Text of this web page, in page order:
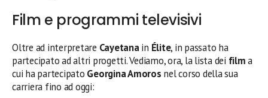
Film e programmi televisivi
Oltre ad interpretare Cayetanain Élite, in passato ha
partecipato ad altri progetti. Vediamo, ora, la lista dei filma
cui ha partecipato Georgina Amoros nel corso della sua
carriera fino ad oggi: